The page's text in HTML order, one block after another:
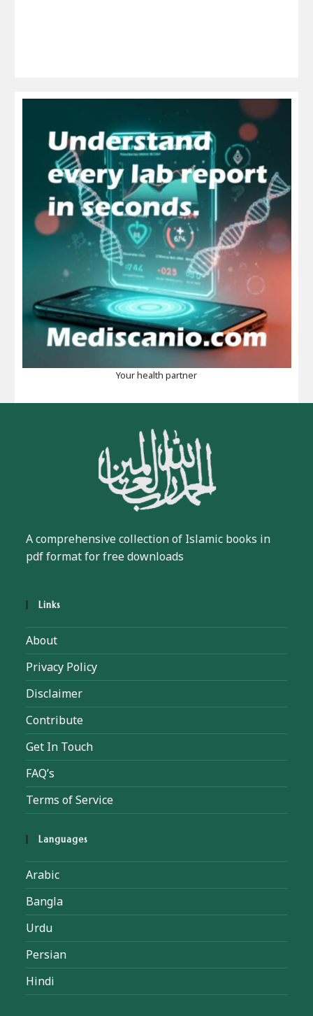
Your health partner
A comprehensive collection of Islamic books in
pdf format for free downloads
Links
About
Privacy Policy
Disclaimer
Contribute
Get In Touch
FAQ’s
Terms of Service
Languages
Arabic
Bangla
Urdu
Persian
Hindi